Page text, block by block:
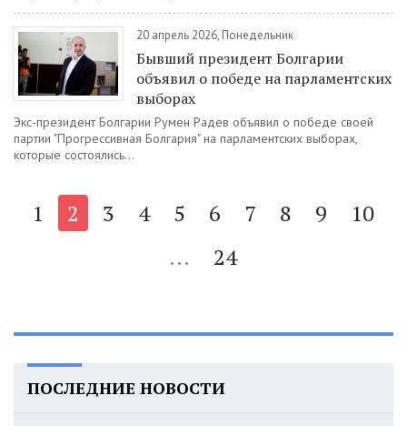
20 апрель 2026, Понедельник
Бывший президент Болгарии
объявил о победе на парламентских
выборах
Экс-президент Болгарии Румен Радев объявил о победе своей
партии "Прогрессивная Болгария" на парламентских выборах,
которые состоялись...
1 2 3 4 5 6 7 8 9
10
...
24
ПОСЛЕДНИЕ НОВОСТИ